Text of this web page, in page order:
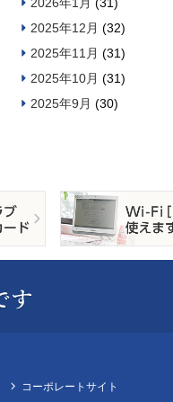
2025年12月 (32)
2025年11月 (31)
2025年10月 (31)
2025年9月 (30)
コーポレートサイト